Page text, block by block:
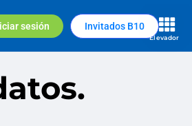
sesión Invitados B10
Elevador